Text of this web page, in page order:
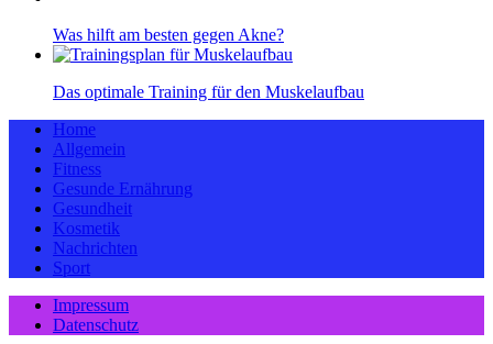
Was hilft am besten gegen Akne?
Das optimale Training für den Muskelaufbau
Home
Allgemein
Fitness
Gesunde Ernährung
Gesundheit
Kosmetik
Nachrichten
Sport
Impressum
Datenschutz